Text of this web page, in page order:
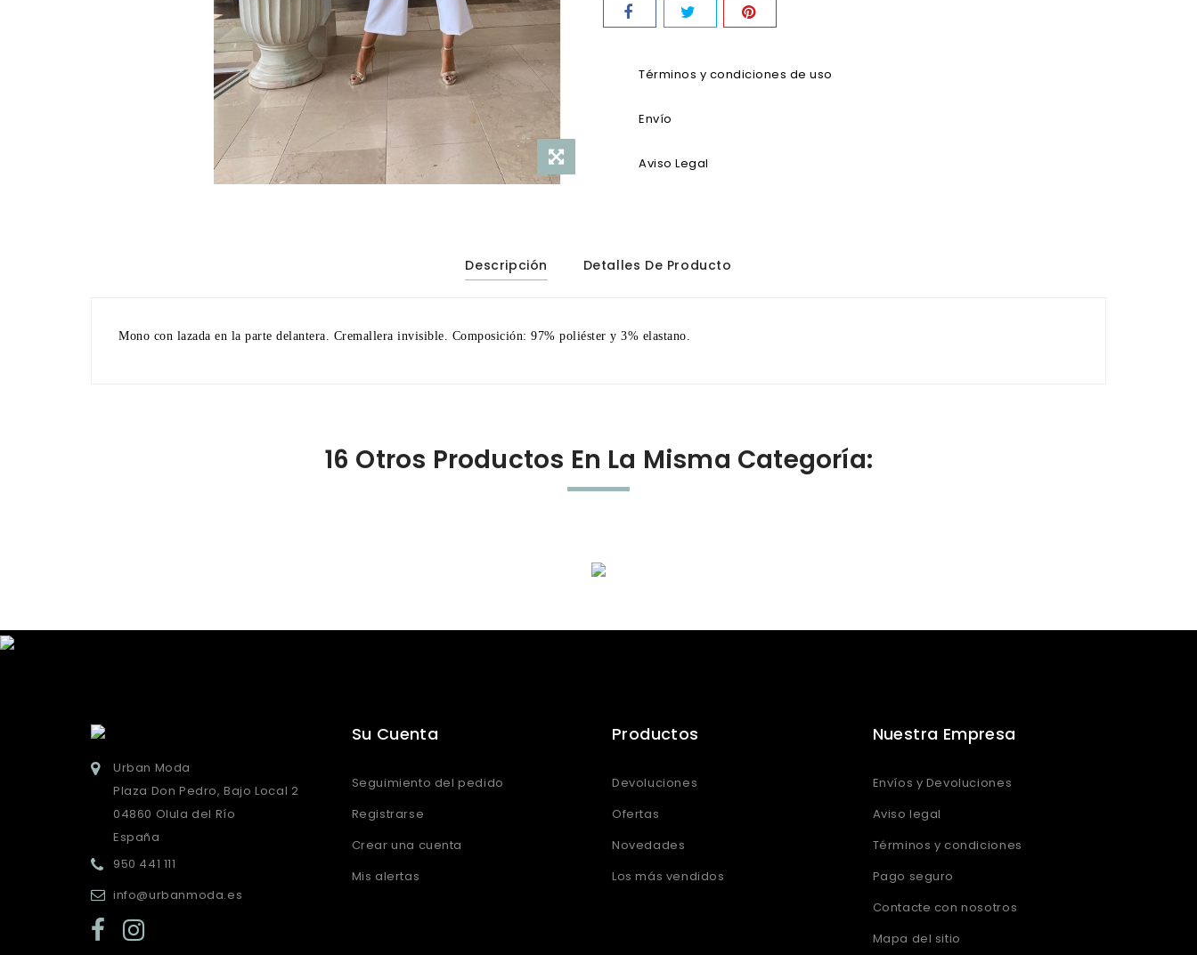
Términos y condiciones de uso
Envío
Aviso Legal
Descripción Detalles De Producto
Mono con lazada en la parte delantera. Cremallera invisible. Composición: 97% poliéster y 3% elastano.
16 Otros Productos En La Misma Categoría:
Urban Moda
Plaza Don Pedro, Bajo Local 2
04860 Olula del Río
España
950 441 111
info@urbanmoda.es
Su Cuenta
Seguimiento del pedido
Registrarse
Crear una cuenta
Mis alertas
Productos
Devoluciones
Ofertas
Novedades
Los más vendidos
Nuestra Empresa
Envíos y Devoluciones
Aviso legal
Términos y condiciones
Pago seguro
Contacte con nosotros
Mapa del sitio